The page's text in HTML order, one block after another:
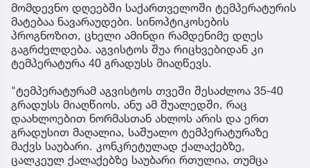
მომდევნო დღეებში საქართველოში ტემპერატურის
მატებაა ნავარაუდები. სინოპტიკოსების
პროგნოზით, ცხელი ამინდი რამდენიმე დღეს
გაგრძელდება. აგვისტოს შუა რიცხვებიდან კი
ტემპერატურა 40 გრადუსს მიაღწევს.
"ტემპერატურამ აგვისტოს თვეში შესაძლოა 35-40
გრადუსს მიაღწიოს, ანუ ამ შუალედში, რაც
დაახლოებით ნორმასთან ახლოს არის და ერთ
გრადუსით მაღალია, საშუალო ტემპერატურაზე
მაქვს საუბარი. კონკრეტულად ქალაქებზე,
ცალკეულ ქალაქებზე საუბარი რთულია, თუმცა